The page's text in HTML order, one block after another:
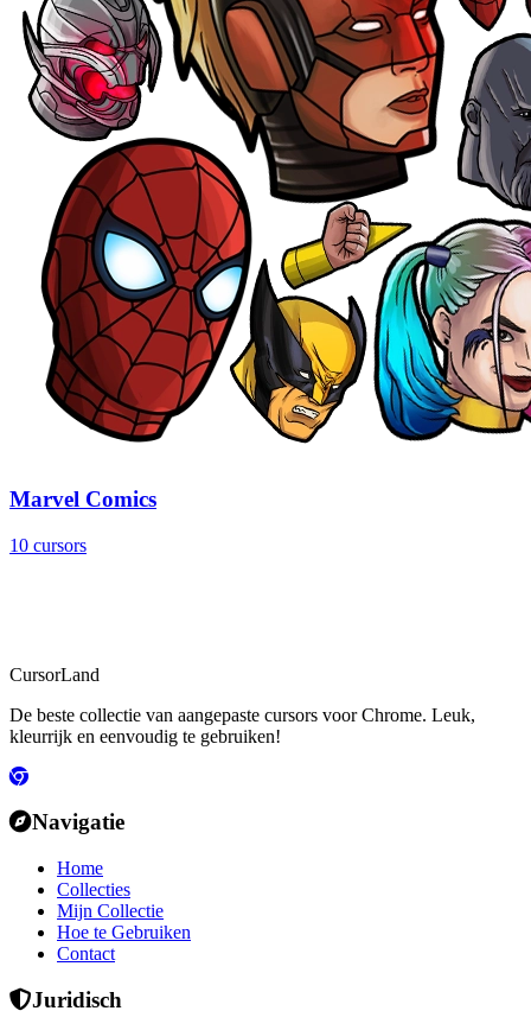
Marvel Comics
10 cursors
CursorLand
De beste collectie van aangepaste cursors voor Chrome. Leuk,
kleurrijk en eenvoudig te gebruiken!
Navigatie
Home
Collecties
Mijn Collectie
Hoe te Gebruiken
Contact
Juridisch